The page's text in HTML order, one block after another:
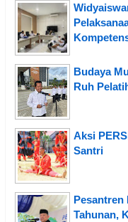
Budaya
Ruh
Aksi
Santri
Pesantren
Tahunan,